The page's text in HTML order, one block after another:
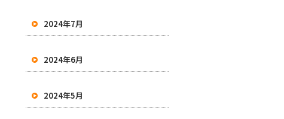
2024年7月
2024年6月
2024年5月